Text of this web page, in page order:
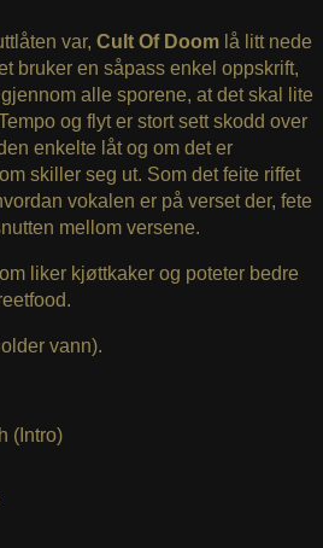
var, Cult Of Doomlå litt nede
bruker en såpass enkel oppskrift,
alle sporene, at det skal lite
og flyt er stort sett skodd over
enkelte låt og om det er
skiller seg ut. Som det feite riffet
vokalen er på verset der, fete
mellom versene.
liker kjøttkaker og poteter bedre
vann).
(Intro)